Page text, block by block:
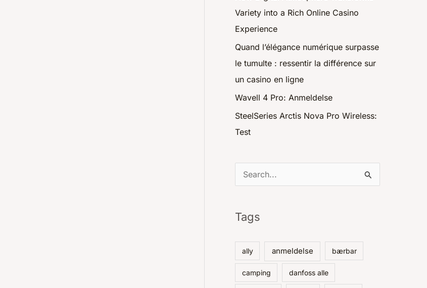
Variety into a Rich Online Casino
Experience
Quand l’élégance numérique surpasse
le tumulte : ressentir la différence sur
un casino en ligne
Wavell 4 Pro: Anmeldelse
SteelSeries Arctis Nova Pro Wireless:
Test
f
t
Tags
ally anmeldelse bærbar
camping danfoss alle